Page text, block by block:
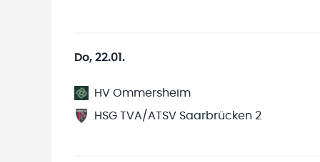
Do, 22.01.
HV Ommersheim
HSG TVA/ATSV Saarbrücken 2